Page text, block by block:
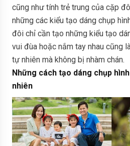
cũng như tính trẻ trung của cặp
những các kiểu tạo dáng chụp
đôi chỉ cần tạo những kiểu tạo
vui đùa hoặc nắm tay nhau cũng
tự nhiên mà không bị nhàm chán.
Những cách tạo dáng chụp
nhiên